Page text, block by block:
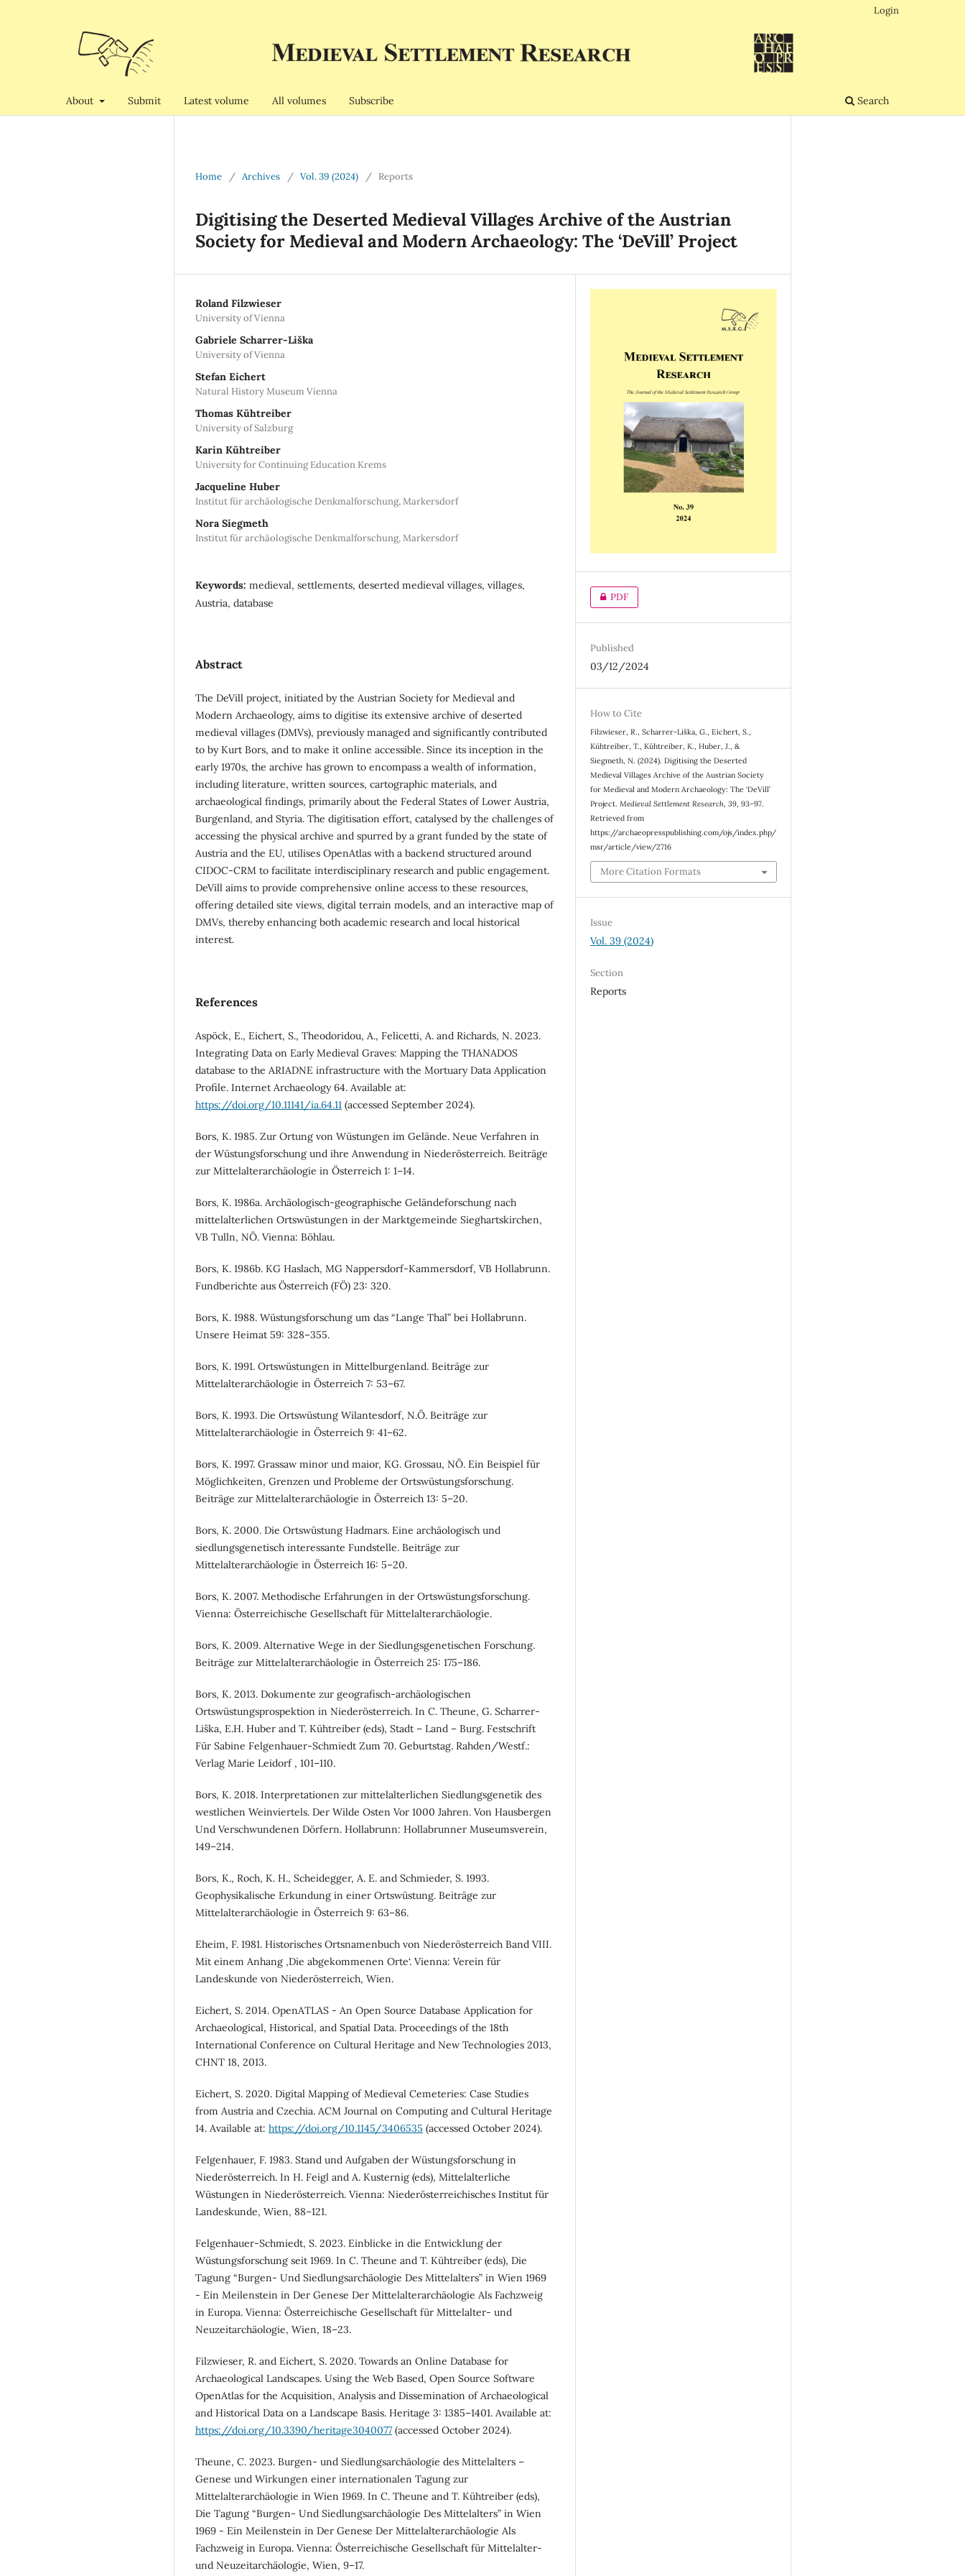
About Submit Latest volume All volumes Subscribe Search
Login
Home / Archives / Vol. 39 (2024) / Reports
Digitising the Deserted Medieval Villages Archive of the Austrian
Society for Medieval and Modern Archaeology: The ‘DeVill’ Project
Roland Filzwieser
University of Vienna
Gabriele Scharrer-Liška
University of Vienna
Stefan Eichert
Natural History Museum Vienna
Thomas Kühtreiber
University of Salzburg
Karin Kühtreiber
University for Continuing Education Krems
Jacqueline Huber
Institut für archäologische Denkmalforschung, Markersdorf
Nora Siegmeth
Institut für archäologische Denkmalforschung, Markersdorf
Keywords: medieval, settlements, deserted medieval villages, villages,
Austria, database
Abstract
The DeVill project, initiated by the Austrian Society for Medieval and
Modern Archaeology, aims to digitise its extensive archive of deserted
medieval villages (DMVs), previously managed and significantly contributed
to by Kurt Bors, and to make it online accessible. Since its inception in the
early 1970s, the archive has grown to encompass a wealth of information,
including literature, written sources, cartographic materials, and
archaeological findings, primarily about the Federal States of Lower Austria,
Burgenland, and Styria. The digitisation effort, catalysed by the challenges of
accessing the physical archive and spurred by a grant funded by the state of
Austria and the EU, utilises OpenAtlas with a backend structured around
CIDOC-CRM to facilitate interdisciplinary research and public engagement.
DeVill aims to provide comprehensive online access to these resources,
offering detailed site views, digital terrain models, and an interactive map of
DMVs, thereby enhancing both academic research and local historical
interest.
References
Aspöck, E., Eichert, S., Theodoridou, A., Felicetti, A. and Richards, N. 2023.
Integrating Data on Early Medieval Graves: Mapping the THANADOS
database to the ARIADNE infrastructure with the Mortuary Data Application
Profile. Internet Archaeology 64. Available at:
https://doi.org/10.11141/ia.64.11 (accessed September 2024).
Bors, K. 1985. Zur Ortung von Wüstungen im Gelände. Neue Verfahren in
der Wüstungsforschung und ihre Anwendung in Niederösterreich. Beiträge
zur Mittelalterarchäologie in Österreich 1: 1–14.
Bors, K. 1986a. Archäologisch-geographische Geländeforschung nach
mittelalterlichen Ortswüstungen in der Marktgemeinde Sieghartskirchen,
VB Tulln, NÖ. Vienna: Böhlau.
Bors, K. 1986b. KG Haslach, MG Nappersdorf-Kammersdorf, VB Hollabrunn.
Fundberichte aus Österreich (FÖ) 23: 320.
Bors, K. 1988. Wüstungsforschung um das “Lange Thal” bei Hollabrunn.
Unsere Heimat 59: 328–355.
Bors, K. 1991. Ortswüstungen in Mittelburgenland. Beiträge zur
Mittelalterarchäologie in Österreich 7: 53–67.
Bors, K. 1993. Die Ortswüstung Wilantesdorf, N.Ö. Beiträge zur
Mittelalterarchäologie in Österreich 9: 41–62.
Bors, K. 1997. Grassaw minor und maior, KG. Grossau, NÖ. Ein Beispiel für
Möglichkeiten, Grenzen und Probleme der Ortswüstungsforschung.
Beiträge zur Mittelalterarchäologie in Österreich 13: 5–20.
Bors, K. 2000. Die Ortswüstung Hadmars. Eine archäologisch und
siedlungsgenetisch interessante Fundstelle. Beiträge zur
Mittelalterarchäologie in Österreich 16: 5–20.
Bors, K. 2007. Methodische Erfahrungen in der Ortswüstungsforschung.
Vienna: Österreichische Gesellschaft für Mittelalterarchäologie.
Bors, K. 2009. Alternative Wege in der Siedlungsgenetischen Forschung.
Beiträge zur Mittelalterarchäologie in Österreich 25: 175–186.
Bors, K. 2013. Dokumente zur geografisch-archäologischen
Ortswüstungsprospektion in Niederösterreich. In C. Theune, G. Scharrer-
Liška, E.H. Huber and T. Kühtreiber (eds), Stadt – Land – Burg. Festschrift
Für Sabine Felgenhauer-Schmiedt Zum 70. Geburtstag. Rahden/Westf.:
Verlag Marie Leidorf , 101–110.
Bors, K. 2018. Interpretationen zur mittelalterlichen Siedlungsgenetik des
westlichen Weinviertels. Der Wilde Osten Vor 1000 Jahren. Von Hausbergen
Und Verschwundenen Dörfern. Hollabrunn: Hollabrunner Museumsverein,
149–214.
Bors, K., Roch, K. H., Scheidegger, A. E. and Schmieder, S. 1993.
Geophysikalische Erkundung in einer Ortswüstung. Beiträge zur
Mittelalterarchäologie in Österreich 9: 63–86.
Eheim, F. 1981. Historisches Ortsnamenbuch von Niederösterreich Band VIII.
Mit einem Anhang ‚Die abgekommenen Orte‘. Vienna: Verein für
Landeskunde von Niederösterreich, Wien.
Eichert, S. 2014. OpenATLAS - An Open Source Database Application for
Archaeological, Historical, and Spatial Data. Proceedings of the 18th
International Conference on Cultural Heritage and New Technologies 2013,
CHNT 18, 2013.
Eichert, S. 2020. Digital Mapping of Medieval Cemeteries: Case Studies
from Austria and Czechia. ACM Journal on Computing and Cultural Heritage
14. Available at: https://doi.org/10.1145/3406535 (accessed October 2024).
Felgenhauer, F. 1983. Stand und Aufgaben der Wüstungsforschung in
Niederösterreich. In H. Feigl and A. Kusternig (eds), Mittelalterliche
Wüstungen in Niederösterreich. Vienna: Niederösterreichisches Institut für
Landeskunde, Wien, 88–121.
Felgenhauer-Schmiedt, S. 2023. Einblicke in die Entwicklung der
Wüstungsforschung seit 1969. In C. Theune and T. Kühtreiber (eds), Die
Tagung “Burgen- Und Siedlungsarchäologie Des Mittelalters” in Wien 1969
- Ein Meilenstein in Der Genese Der Mittelalterarchäologie Als Fachzweig
in Europa. Vienna: Österreichische Gesellschaft für Mittelalter- und
Neuzeitarchäologie, Wien, 18–23.
Filzwieser, R. and Eichert, S. 2020. Towards an Online Database for
Archaeological Landscapes. Using the Web Based, Open Source Software
OpenAtlas for the Acquisition, Analysis and Dissemination of Archaeological
and Historical Data on a Landscape Basis. Heritage 3: 1385–1401. Available at:
https://doi.org/10.3390/heritage3040077(accessed October 2024).
Theune, C. 2023. Burgen- und Siedlungsarchäologie des Mittelalters –
Genese und Wirkungen einer internationalen Tagung zur
Mittelalterarchäologie in Wien 1969. In C. Theune and T. Kühtreiber (eds),
Die Tagung “Burgen- Und Siedlungsarchäologie Des Mittelalters” in Wien
1969 - Ein Meilenstein in Der Genese Der Mittelalterarchäologie Als
Fachzweig in Europa. Vienna: Österreichische Gesellschaft für Mittelalter-
und Neuzeitarchäologie, Wien, 9–17.
PDF
Published
03/12/2024
How to Cite
Filzwieser, R., Scharrer-Liška, G., Eichert, S.,
Kühtreiber, T., Kühtreiber, K., Huber, J., &
Siegmeth, N. (2024). Digitising the Deserted
Medieval Villages Archive of the Austrian Society
for Medieval and Modern Archaeology: The ‘DeVill’
Project. Medieval Settlement Research ,39 , 93–97.
Retrieved from
https://archaeopresspublishing.com/ojs/index.php/
msr/article/view/2716
More Citation Formats
Issue
Vol. 39 (2024)
Section
Reports